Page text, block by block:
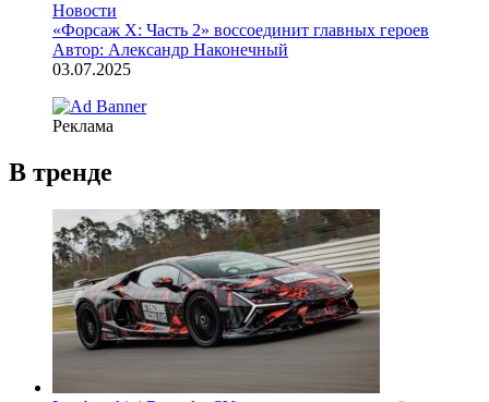
Новости
«Форсаж X: Часть 2» воссоединит главных героев
Автор: Александр Наконечный
03.07.2025
Реклама
В тренде